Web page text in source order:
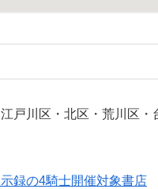
戸川区・北区・荒川区・
示録の4騎士開催対象書店